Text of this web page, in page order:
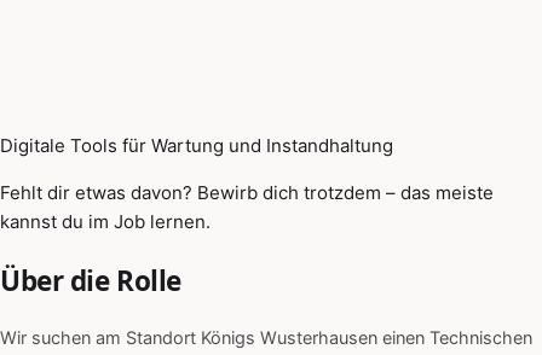
Digitale Tools für Wartung und Instandhaltung
Fehlt dir etwas davon? Bewirb dich trotzdem – das meiste
kannst du im Job lernen.
Über die Rolle
Wir suchen am Standort Königs Wusterhausen einen Technischen